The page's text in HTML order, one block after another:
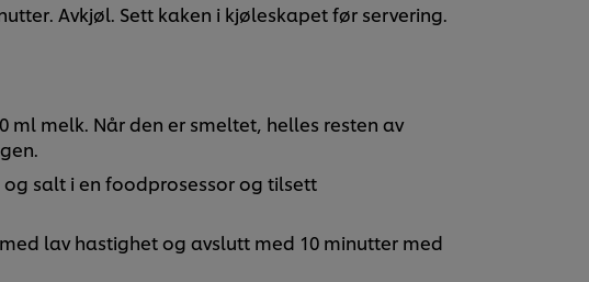
Avkjøl. Sett kaken i kjøleskapet før servering.
ml melk. Når den er smeltet, helles resten av
salt i en foodprosessor og tilsett
lav hastighet og avslutt med 10 minutter med